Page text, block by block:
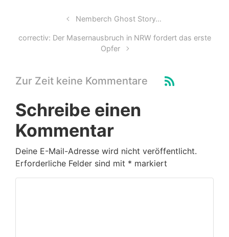
Nemberch Ghost Story…
correctiv: Der Masernausbruch in NRW fordert das erste
Opfer
Zur Zeit keine Kommentare
Schreibe einen
Kommentar
Deine E-Mail-Adresse wird nicht veröffentlicht.
Erforderliche Felder sind mit * markiert